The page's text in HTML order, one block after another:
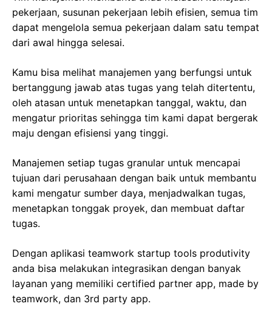
pekerjaan, susunan pekerjaan lebih efisien, semua tim
dapat mengelola semua pekerjaan dalam satu tempat
dari awal hingga selesai.
Kamu bisa melihat manajemen yang berfungsi untuk
bertanggung jawab atas tugas yang telah ditertentu,
oleh atasan untuk menetapkan tanggal, waktu, dan
mengatur prioritas sehingga tim kami dapat bergerak
maju dengan efisiensi yang tinggi.
Manajemen setiap tugas granular untuk mencapai
tujuan dari perusahaan dengan baik untuk membantu
kami mengatur sumber daya, menjadwalkan tugas,
menetapkan tonggak proyek, dan membuat daftar
tugas.
Dengan aplikasi teamwork startup tools produtivity
anda bisa melakukan integrasikan dengan banyak
layanan yang memiliki certified partner app, made by
teamwork, dan 3rd party app.